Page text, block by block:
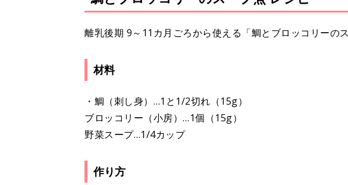
離乳後期 9～11カ月ごろから使える「鯛とブロッコリーの
材料
・鯛（刺し身）…1と1/2切れ（15g）
ブロッコリー（小房）…1個（15g）
野菜スープ…1/4カップ
作り方